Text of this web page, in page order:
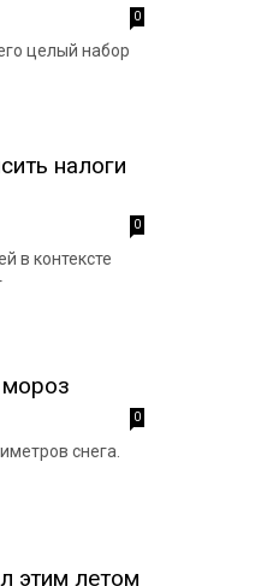
0
целый набор
налоги
0
в контексте
мороз
0
снега.
этим летом